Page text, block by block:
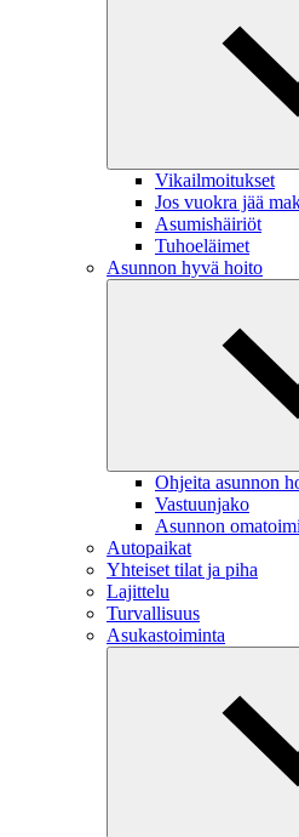
Vikailmoitukset
Jos vuokra jää
Asumishäiriöt
Tuhoeläimet
Asunnon hyvä hoito
Ohjeita asunnon
Vastuunjako
Asunnon
Autopaikat
Yhteiset tilat ja piha
Lajittelu
Turvallisuus
Asukastoiminta